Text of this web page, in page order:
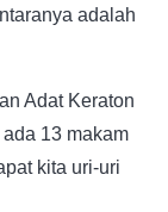
adalah
Adat Keraton
13 makam
kita uri-uri